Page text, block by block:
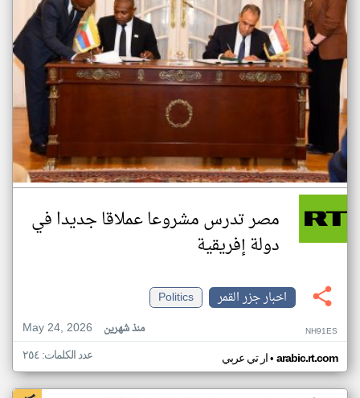
مصر تدرس مشروعا عملاقا جديدا في
دولة إفريقية
اخبار جزر القمر
Politics
May 24, 2026
منذ شهرين NH91ES
ار تي عربي• arabic.rt.com عدد الكلمات: ٢٥٤